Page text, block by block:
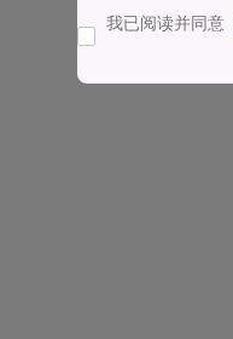
我已阅读并同意